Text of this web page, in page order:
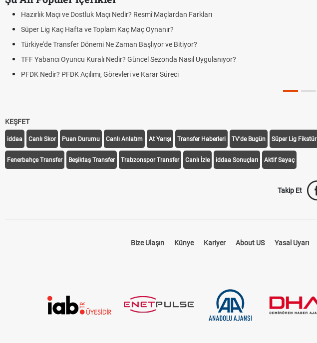
Hazırlık Maçı ve Dostluk Maçı Nedir? Resmî Maçlardan Farkları
Süper Lig Kaç Hafta ve Toplam Kaç Maç Oynanır?
Türkiye'de Transfer Dönemi Ne Zaman Başlıyor ve Bitiyor?
TFF Yabancı Oyuncu Kuralı Nedir? Güncel Sezonda Nasıl Uygulanıyor?
PFDK Nedir? PFDK Açılımı, Görevleri ve Karar Süreci
KEŞFET
iddaa Canlı Skor Puan Durumu Canlı Anlatım At Yarışı Transfer Haberleri TV'de Bugün Süper Lig Fikstür
Fenerbahçe Transfer Beşiktaş Transfer Trabzonspor Transfer Canlı İzle iddaa Sonuçları Aktif Sayaç
Takip Et
Bize Ulaşın Künye Kariyer About US Yasal Uyarı